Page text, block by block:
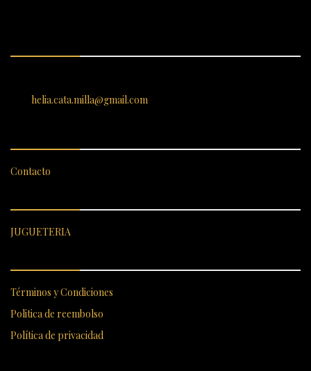
helia.cata.milla@gmail.com
Contacto
JUGUETERIA
Términos y Condiciones
Politica de reembolso
Política de privacidad